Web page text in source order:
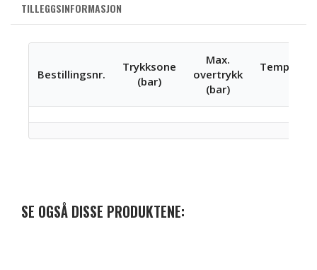
TILLEGGSINFORMASJON
Bestillingsnr.
Trykksone
(bar)
Max.
overtrykk
(bar)
SE OGSÅ DISSE PRODUKTENE: